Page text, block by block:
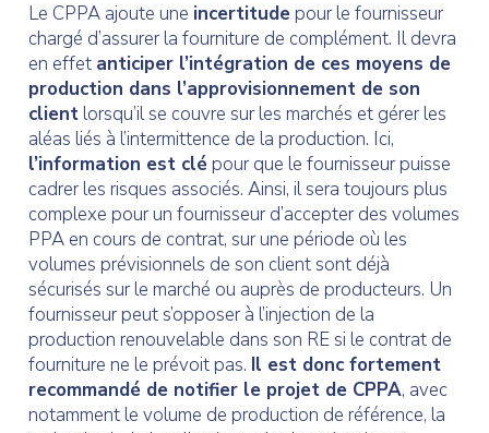
Le CPPA ajoute une incertitudepour le fournisseur
chargé d’assurer la fourniture de complément. Il devra
en effet anticiper l’intégration de ces moyens de
production dans l’approvisionnement de son
clientlorsqu’il se couvre sur les marchés et gérer les
aléas liés à l’intermittence de la production. Ici,
l’information est clépour que le fournisseur puisse
cadrer les risques associés. Ainsi, il sera toujours plus
complexe pour un fournisseur d’accepter des volumes
PPA en cours de contrat, sur une période où les
volumes prévisionnels de son client sont déjà
sécurisés sur le marché ou auprès de producteurs. Un
fournisseur peut s’opposer à l’injection de la
production renouvelable dans son RE si le contrat de
fourniture ne le prévoit pas. Il est donc fortement
recommandé de notifier le projet de CPPA, avec
notamment le volume de production de référence, la